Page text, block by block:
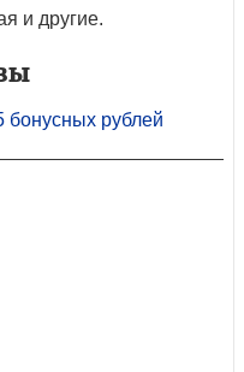
и другие.
бонусных рублей